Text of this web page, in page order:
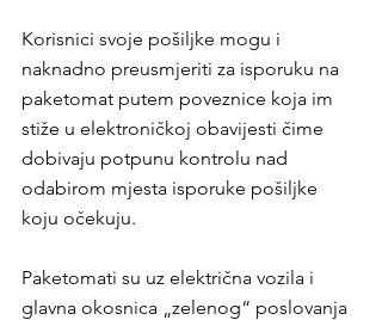
Korisnici svoje pošiljke mogu i
naknadno preusmjeriti za isporuku na
paketomat putem poveznice koja im
stiže u elektroničkoj obavijesti čime
dobivaju potpunu kontrolu nad
odabirom mjesta isporuke pošiljke
koju očekuju.
Paketomati su uz električna vozila i
glavna okosnica „zelenog“ poslovanja